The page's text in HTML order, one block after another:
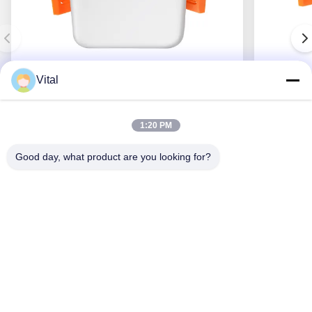
Obtenha o melhor preço
Vital
1:20 PM
Good day, what product are you looking for?